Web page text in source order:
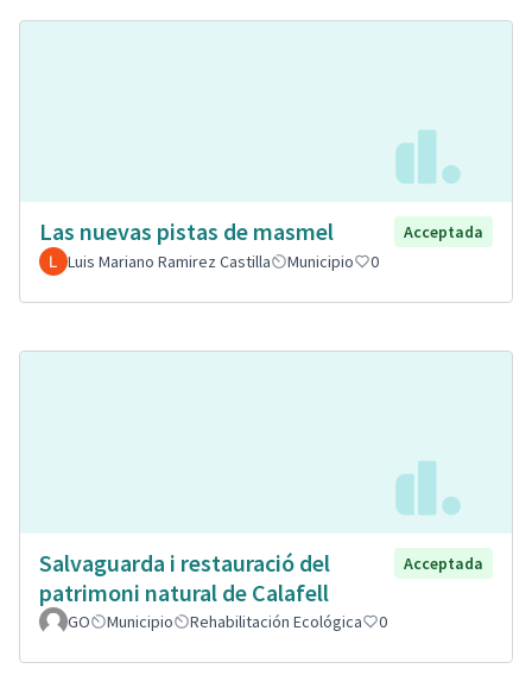
Las nuevas pistas de masmel
Acceptada
Luis Mariano Ramirez Castilla
Municipio 0
Salvaguarda i restauració del
patrimoni natural de Calafell
Acceptada
GO Municipio Rehabilitación Ecológica 0